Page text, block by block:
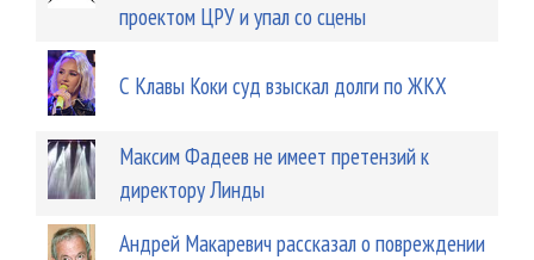
проектом ЦРУ и упал со сцены
С Клавы Коки суд взыскал долги по ЖКХ
Максим Фадеев не имеет претензий к
директору Линды
Андрей Макаревич рассказал о повреждении